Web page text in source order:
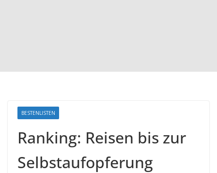
BESTENLISTEN
Ranking: Reisen bis zur
Selbstaufopferung